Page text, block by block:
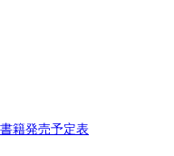
書籍発売予定表